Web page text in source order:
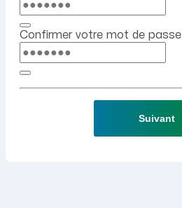
Confirmer votre mot de passe
Suivant